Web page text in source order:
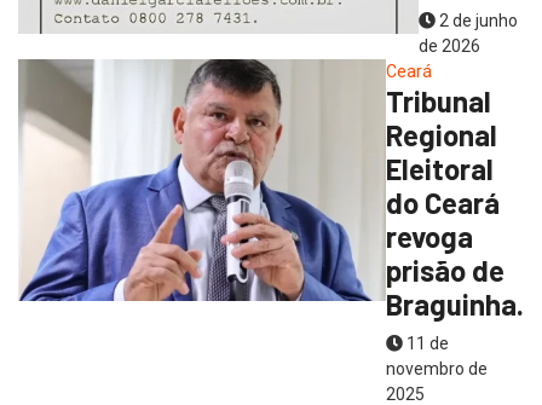
2 de junho
de 2026
Ceará
Tribunal
Regional
Eleitoral
do Ceará
revoga
prisão de
Braguinha.
11 de
novembro de
2025